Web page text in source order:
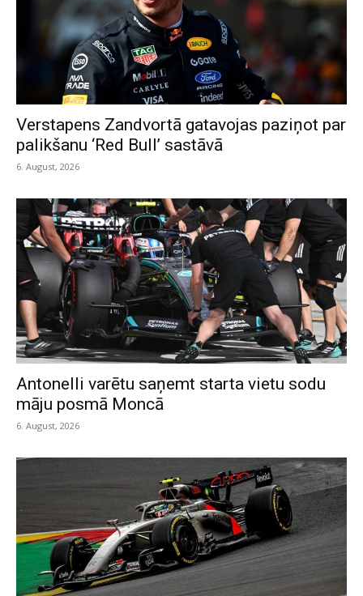
Verstapens Zandvortā gatavojas paziņot par
palikšanu ‘Red Bull’ sastāvā
6. August, 2026
Antonelli varētu saņemt starta vietu sodu
māju posmā Moncā
6. August, 2026